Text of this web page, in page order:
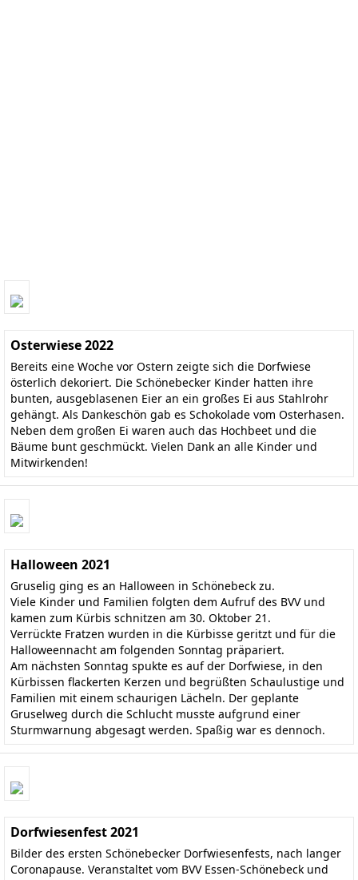
Osterwiese 2022
Bereits eine Woche vor Ostern zeigte sich die Dorfwiese
österlich dekoriert. Die Schönebecker Kinder hatten ihre
bunten, ausgeblasenen Eier an ein großes Ei aus Stahlrohr
gehängt. Als Dankeschön gab es Schokolade vom Osterhasen.
Neben dem großen Ei waren auch das Hochbeet und die
Bäume bunt geschmückt. Vielen Dank an alle Kinder und
Mitwirkenden!
Halloween 2021
Gruselig ging es an Halloween in Schönebeck zu.
Viele Kinder und Familien folgten dem Aufruf des BVV und
kamen zum Kürbis schnitzen am 30. Oktober 21.
Verrückte Fratzen wurden in die Kürbisse geritzt und für die
Halloweennacht am folgenden Sonntag präpariert.
Am nächsten Sonntag spukte es auf der Dorfwiese, in den
Kürbissen flackerten Kerzen und begrüßten Schaulustige und
Familien mit einem schaurigen Lächeln. Der geplante
Gruselweg durch die Schlucht musste aufgrund einer
Sturmwarnung abgesagt werden. Spaßig war es dennoch.
Dorfwiesenfest 2021
Bilder des ersten Schönebecker Dorfwiesenfests, nach langer
Coronapause. Veranstaltet vom BVV Essen-Schönebeck und